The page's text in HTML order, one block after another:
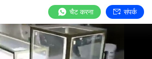
चैट करना संपर्क